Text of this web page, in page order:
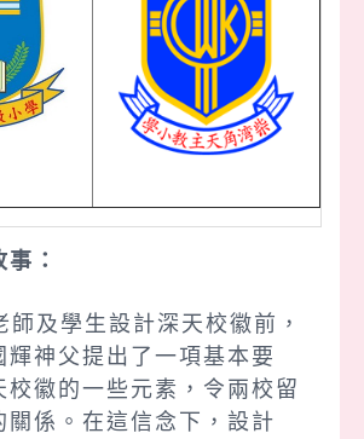
：
學生設計深天校徽前，
輝神父提出了一項基本要
校徽的一些元素，令兩校留
係。 在這信念下，設計